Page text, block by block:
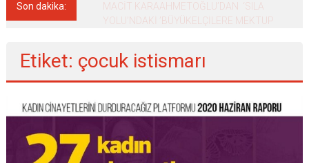
Son dakika:
MACİT KARAAHMETOĞLU’DAN ‘SILA
YOLU’NDAKİ ’BÜYÜKELÇİLERE MEKTUP
Etiket: çocuk istismarı